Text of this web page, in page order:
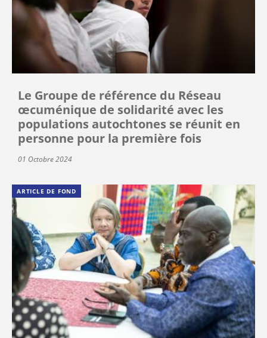
Le Groupe de référence du Réseau
œcuménique de solidarité avec les
populations autochtones se réunit en
personne pour la première fois
01 Octobre 2024
ARTICLE DE FOND